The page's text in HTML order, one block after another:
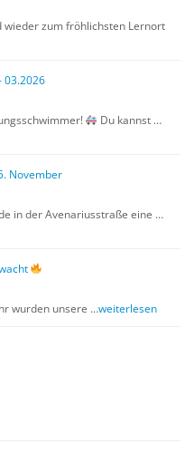
wieder zum fröhlichsten Lernort
03.2026
Du kannst …
November
in der Avenariusstraße eine …
wurden unsere …weiterlesen